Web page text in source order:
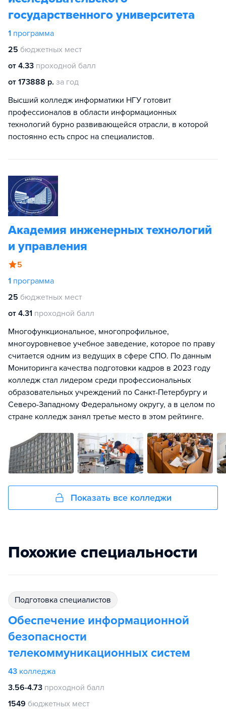
государственного университета
1 программа
25 бюджетных мест
от 4.33 проходной балл
от 173888 р. за год
Высший колледж информатики НГУ готовит
профессионалов в области информационных
технологий бурно развивающейся отрасли, в которой
постоянно есть спрос на специалистов.
Академия инженерных технологий
и управления
5
1 программа
25 бюджетных мест
от 4.31 проходной балл
Многофункциональное, многопрофильное,
многоуровневое учебное заведение, которое по праву
считается одним из ведущих в сфере СПО. По данным
Мониторинга качества подготовки кадров в 2023 году
колледж стал лидером среди профессиональных
образовательных учреждений по Санкт-Петербургу и
Северо-Западному Федеральному округу, а в целом по
стране колледж занял третье место в этом рейтинге.
Показать все колледжи
Похожие специальности
подготовка специалистов
Обеспечение информационной
безопасности
телекоммуникационных систем
43 колледжа
3.56-4.73 проходной балл
1549 бюджетных мест